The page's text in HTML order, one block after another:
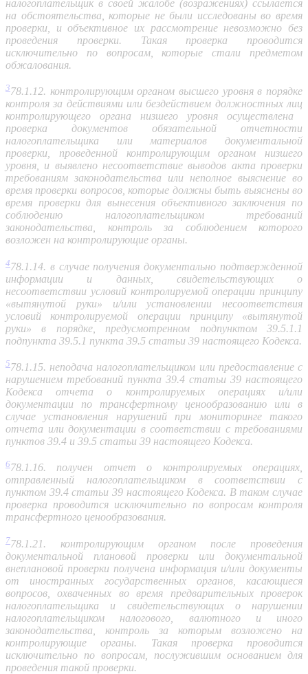
налогоплательщик в своей жалобе (возражениях) ссылается
на обстоятельства, которые не были исследованы во время
проверки, и объективное их рассмотрение невозможно без
проведения проверки. Такая проверка проводится
исключительно по вопросам, которые стали предметом
обжалования.
3 78.1.12. контролирующим органом высшего уровня в порядке
контроля за действиями или бездействием должностных лиц
контролирующего органа низшего уровня осуществлена ​​
проверка документов обязательной отчетности
налогоплательщика или материалов документальной
проверки, проведенной контролирующим органом низшего
уровня, и выявлено несоответствие выводов акта проверки
требованиям законодательства или неполное выяснение во
время проверки вопросов, которые должны быть выяснены во
время проверки для вынесения объективного заключения по
соблюдению налогоплательщиком требований
законодательства, контроль за соблюдением которого
возложен на контролирующие органы.
4 78.1.14. в случае получения документально подтвержденной
информации и данных, свидетельствующих о
несоответствии условий контролируемой операции принципу
«вытянутой руки» и/или установлении несоответствия
условий контролируемой операции принципу «вытянутой
руки» в порядке, предусмотренном подпунктом 39.5.1.1
подпункта 39.5.1 пункта 39.5 статьи 39 настоящего Кодекса.
5 78.1.15. неподача налогоплательщиком или предоставление с
нарушением требований пункта 39.4 статьи 39 настоящего
Кодекса отчета о контролируемых операциях и/или
документации по трансфертному ценообразованию или в
случае установления нарушений при мониторинге такого
отчета или документации в соответствии с требованиями
пунктов 39.4 и 39.5 статьи 39 настоящего Кодекса.
6 78.1.16. получен отчет о контролируемых операциях,
отправленный налогоплательщиком в соответствии с
пунктом 39.4 статьи 39 настоящего Кодекса. В таком случае
проверка проводится исключительно по вопросам контроля
трансфертного ценообразования.
778.1.21. контролирующим органом после проведения
документальной плановой проверки или документальной
внеплановой проверки получена информация и/или документы
от иностранных государственных органов, касающиеся
вопросов, охваченных во время предварительных проверок
налогоплательщика и свидетельствующих о нарушении
налогоплательщиком налогового, валютного и иного
законодательства, контроль за которым возложено на
контролирующие органы. Такая проверка проводится
исключительно по вопросам, послужившим основанием для
проведения такой проверки.